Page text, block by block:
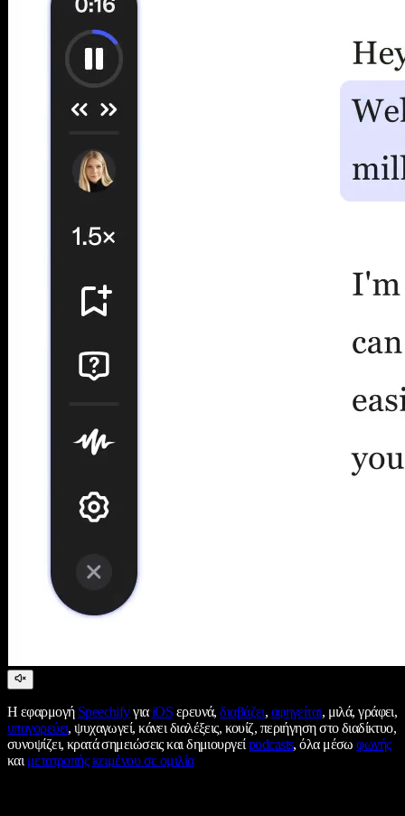
Η εφαρμογή SpeechifyγιαiOS ερευνά,διαβάζει, αφηγείται, μιλά, γράφει,
υπαγορεύει, ψυχαγωγεί, κάνει διαλέξεις, κουίζ, περιήγηση στο διαδίκτυο,
συνοψίζει, κρατά σημειώσεις και δημιουργείpodcasts, όλα μέσωφωνής
καιμετατροπής κειμένου σε ομιλία